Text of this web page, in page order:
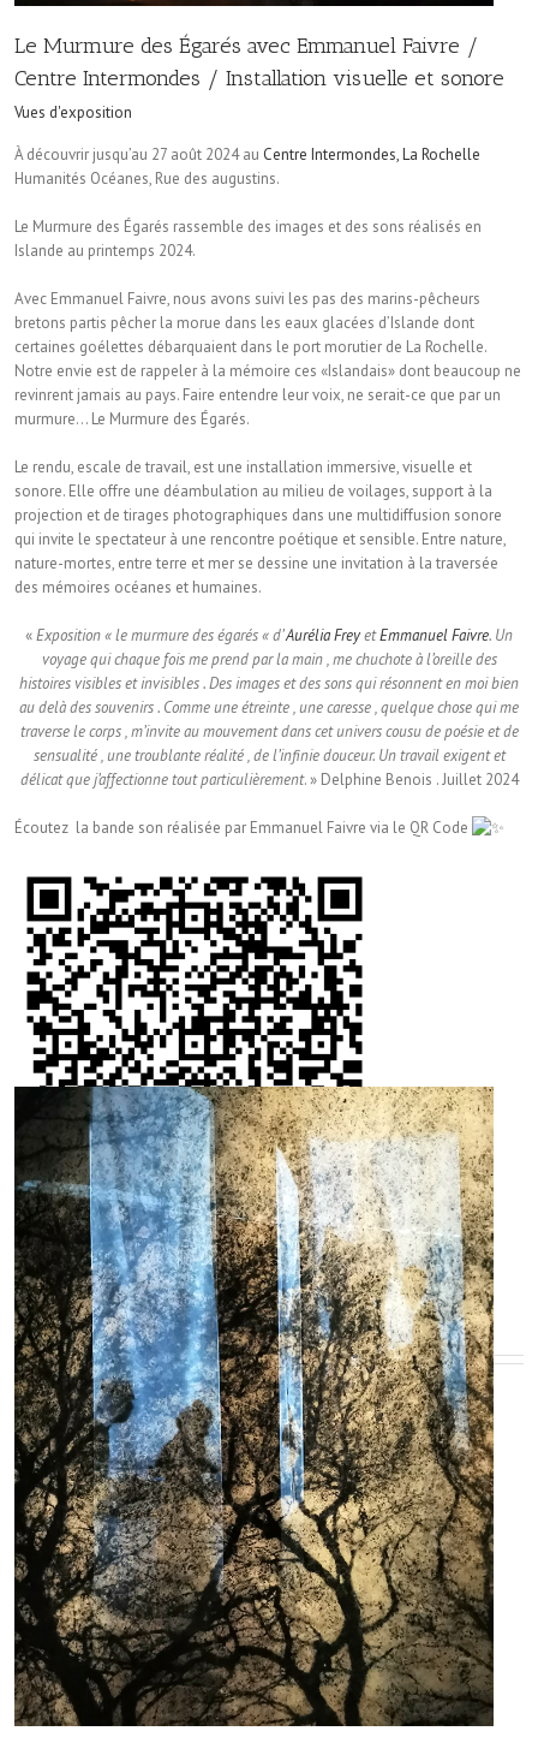
Le Murmure des Égarés avec Emmanuel Faivre /
Centre Intermondes / Installation visuelle et sonore
Vues d'exposition
À découvrir jusqu’au 27 août 2024 au Centre Intermondes, La Rochelle
Humanités Océanes, Rue des augustins.
Le Murmure des Égarés rassemble des images et des sons réalisés en
Islande au printemps 2024.
Avec Emmanuel Faivre, nous avons suivi les pas des marins-pêcheurs
bretons partis pêcher la morue dans les eaux glacées d’Islande dont
certaines goélettes débarquaient dans le port morutier de La Rochelle.
Notre envie est de rappeler à la mémoire ces «Islandais» dont beaucoup ne
revinrent jamais au pays. Faire entendre leur voix, ne serait-ce que par un
murmure… Le Murmure des Égarés.
Le rendu, escale de travail, est une installation immersive, visuelle et
sonore. Elle offre une déambulation au milieu de voilages, support à la
projection et de tirages photographiques dans une multidiffusion sonore
qui invite le spectateur à une rencontre poétique et sensible. Entre nature,
nature-mortes, entre terre et mer se dessine une invitation à la traversée
des mémoires océanes et humaines.
«Exposition « le murmure des égarés « d’Aurélia FreyetEmmanuel Faivre. Un
voyage qui chaque fois me prend par la main , me chuchote à l’oreille des
histoires visibles et invisibles . Des images et des sons qui résonnent en moi bien
au delà des souvenirs . Comme une étreinte , une caresse , quelque chose qui me
traverse le corps , m’invite au mouvement dans cet univers cousu de poésie et de
sensualité , une troublante réalité , de l’infinie douceur. Un travail exigent et
délicat que j’affectionne tout particulièrement. » Delphine Benois . Juillet 2024
Écoutez la bande son réalisée par Emmanuel Faivre via le QR Code
EN SAVOIR PLUS